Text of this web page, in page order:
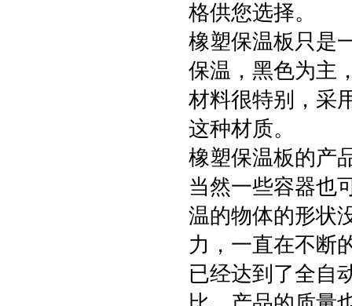
格供您选择。
橡塑保温板只是
保温，黑色为主
材料很特别，采
这种材质。
橡塑保温板的产
当然一些容器也
温的物体的形状
力，一直在不断
已经达到了全自